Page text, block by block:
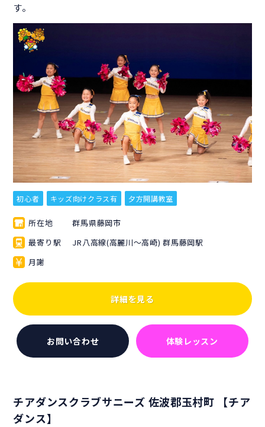
す。
初心者 キッズ向けクラス有 夕方開講教室
所在地
群馬県藤岡市
最寄り駅
JR八高線(高麗川～高崎) 群馬藤岡駅
月謝
詳細を見る
お問い合わせ 体験レッスン
チアダンスクラブサニーズ 佐波郡玉村町 【チア
ダンス】